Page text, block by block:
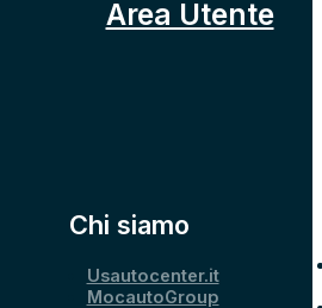
Area Utente
Chi siamo
Usautocenter.it
MocautoGroup